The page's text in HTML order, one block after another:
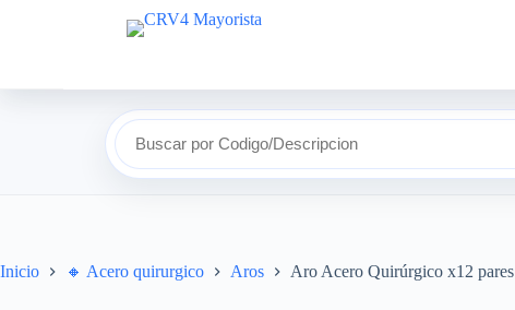
Buscar por Codigo/Descripcion
Inicio 🔸​ Acero quirurgico Aros Aro Acero Quirúrgico x12 pares